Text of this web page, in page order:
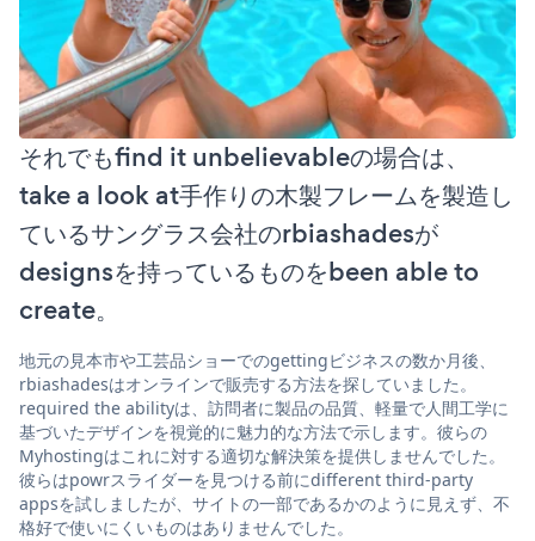
それでもfind it unbelievableの場合は、
take a look at手作りの木製フレームを製造し
ているサングラス会社のrbiashadesが
designsを持っているものをbeen able to
create。
地元の見本市や工芸品ショーでのgettingビジネスの数か月後、
rbiashadesはオンラインで販売する方法を探していました。
required the abilityは、訪問者に製品の品質、軽量で人間工学に
基づいたデザインを視覚的に魅力的な方法で示します。彼らの
Myhostingはこれに対する適切な解決策を提供しませんでした。
彼らはpowrスライダーを見つける前にdifferent third-party
appsを試しましたが、サイトの一部であるかのように見えず、不
格好で使いにくいものはありませんでした。